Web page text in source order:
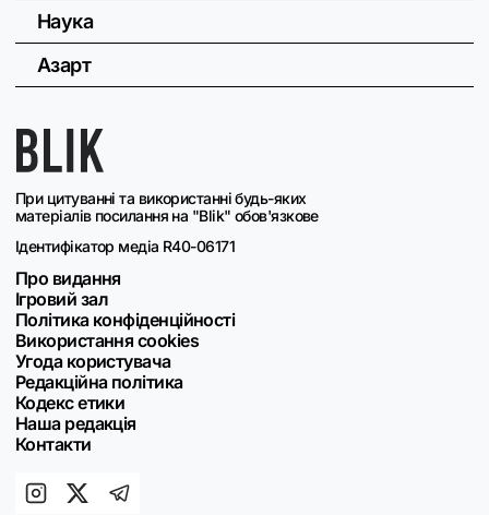
При цитуванні та використанні будь-яких
матеріалів посилання на "Blik" обов'язкове
Ідентифікатор медіа R40-06171
Про видання
Ігровий зал
Політика конфіденційності
Використання cookies
Угода користувача
Редакційна політика
Кодекс етики
Наша редакція
Контакти
Наука
Азарт